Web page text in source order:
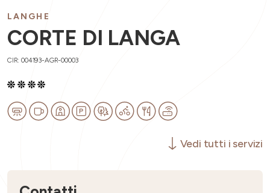
LANGHE
CORTE DI LANGA
CIR: 004193-AGR-00003
Vedi tutti i servizi